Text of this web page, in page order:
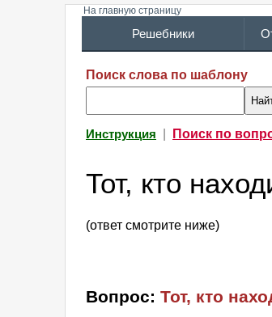
На главную страницу
Решебники
Поиск слова по шаблону
Инструкция Поиск по
Тот, кто
(ответ смотрите ниже)
Вопрос: Тот, кто